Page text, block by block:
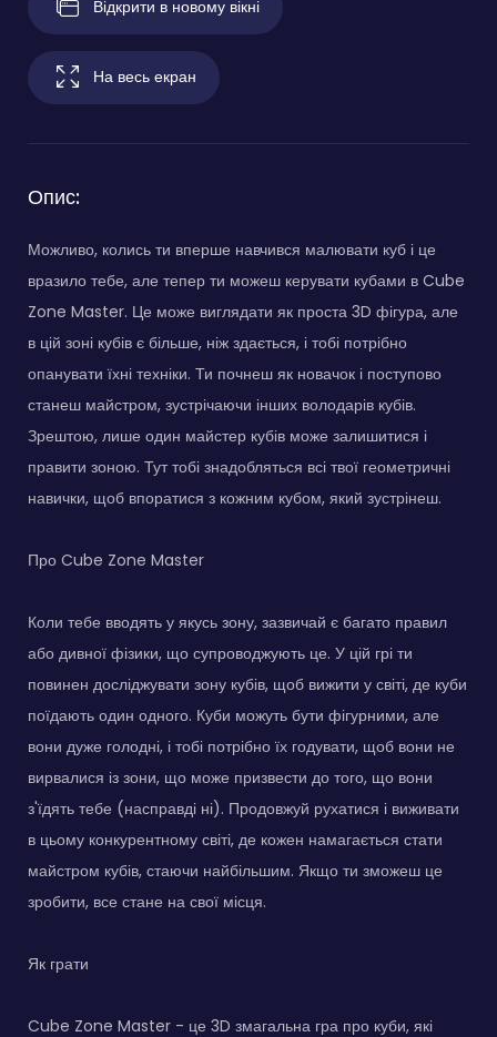
Відкрити в новому вікні
На весь екран
Опис:
Можливо, колись ти вперше навчився малювати куб і це
вразило тебе, але тепер ти можеш керувати кубами в Cube
Zone Master. Це може виглядати як проста 3D фігура, але
в цій зоні кубів є більше, ніж здається, і тобі потрібно
опанувати їхні техніки. Ти почнеш як новачок і поступово
станеш майстром, зустрічаючи інших володарів кубів.
Зрештою, лише один майстер кубів може залишитися і
правити зоною. Тут тобі знадобляться всі твої геометричні
навички, щоб впоратися з кожним кубом, який зустрінеш.
Про Cube Zone Master
Коли тебе вводять у якусь зону, зазвичай є багато правил
або дивної фізики, що супроводжують це. У цій грі ти
повинен досліджувати зону кубів, щоб вижити у світі, де куби
поїдають один одного. Куби можуть бути фігурними, але
вони дуже голодні, і тобі потрібно їх годувати, щоб вони не
вирвалися із зони, що може призвести до того, що вони
з'їдять тебе (насправді ні). Продовжуй рухатися і виживати
в цьому конкурентному світі, де кожен намагається стати
майстром кубів, стаючи найбільшим. Якщо ти зможеш це
зробити, все стане на свої місця.
Як грати
Cube Zone Master - це 3D змагальна гра про куби, які